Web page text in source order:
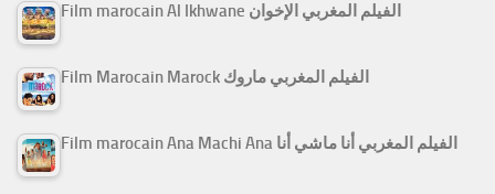
Film marocain Al Ikhwane الفيلم المغربي الإخوان
Film Marocain Marock الفيلم المغربي ماروك
Film marocain Ana Machi Ana الفيلم المغربي أنا ماشي أنا